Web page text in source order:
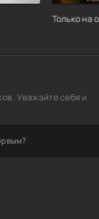
Только на
Уважайте себя и